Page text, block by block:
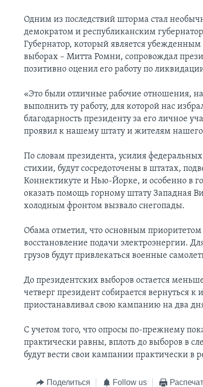
Одним из последствий шторма стал
демократом и республиканским
Губернатор, который является
выборах – Митта Ромни, сопровождал
позитивно оценил его работу по
«Это были отличные рабочие отношения,
выполнить ту работу, для которой нас
благодарность президенту за его личное
проявил к нашему штату и жителям нашего
По словам президента, усилия
стихии, будут сосредоточены в штатах,
Коннектикуте и Нью-Йорке, и особенно в
оказать помощь горному штату Западная
холодным фронтом вызвало снегопады.
Обама отметил, что основным
восстановление подачи электроэнергии.
грузов будут привлекаться военные
До президентских выборов остается
четверг президент собирается вернуться
приостанавливал свою кампанию на два
С учетом того, что опросы по-прежнему
практически равны, вплоть до выборов в
будут вести свои кампании практически в
Поделиться Follow us